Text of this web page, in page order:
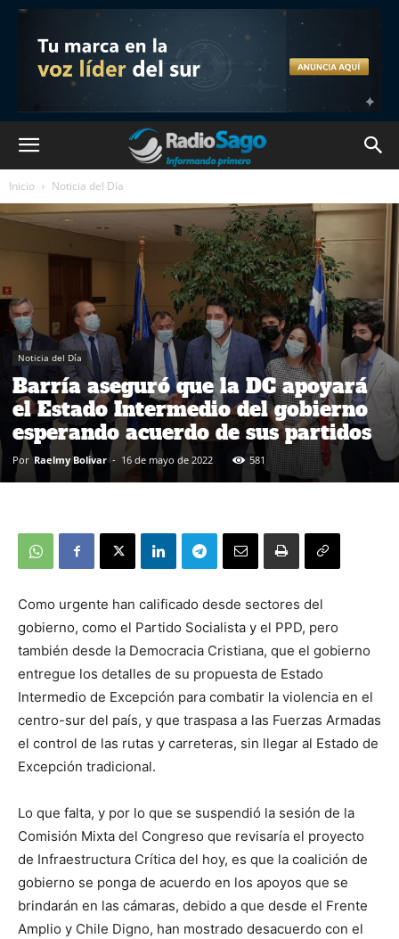
Inicio Noticia del Día
Noticia del Día
Barría aseguró que la DC apoyará
el Estado Intermedio del gobierno
esperando acuerdo de sus partidos
Por Raelmy Bolivar - 16 de mayo de 2022 581
Como urgente han calificado desde sectores del
gobierno, como el Partido Socialista y el PPD, pero
también desde la Democracia Cristiana, que el gobierno
entregue los detalles de su propuesta de Estado
Intermedio de Excepción para combatir la violencia en el
centro-sur del país, y que traspasa a las Fuerzas Armadas
el control de las rutas y carreteras, sin llegar al Estado de
Excepción tradicional.
Lo que falta, y por lo que se suspendió la sesión de la
Comisión Mixta del Congreso que revisaría el proyecto
de Infraestructura Crítica del hoy, es que la coalición de
gobierno se ponga de acuerdo en los apoyos que se
brindarán en las cámaras, debido a que desde el Frente
Amplio y Chile Digno, han mostrado desacuerdo con el